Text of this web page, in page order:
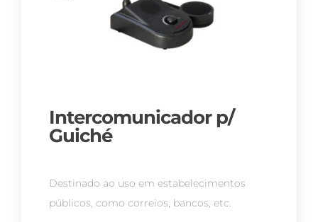
Intercomunicador p/
Guiché
Destinado ao uso em estabelecimentos
públicos, como correios, bancos, etc.